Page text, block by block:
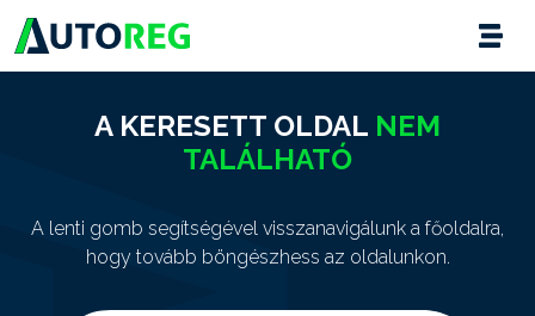
A KERESETT OLDAL NEM
TALÁLHATÓ
A lenti gomb segítségével visszanavigálunk a főoldalra,
hogy tovább böngészhess az oldalunkon.